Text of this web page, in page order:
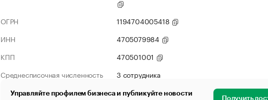
ОГРН
1194704005418
ИНН
4705079984
КПП
470501001
Среднесписочная численность
3 сотрудника
Управляйте профилем бизнеса и публикуйте новости
Получить